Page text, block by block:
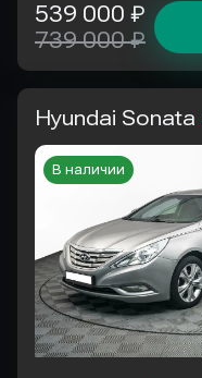
539 000 ₽
739 000 ₽
Hyundai Sonata
В наличии